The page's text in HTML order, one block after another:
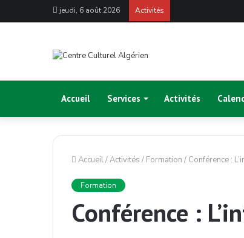
jeudi, 6 août 2026 Activités
Accueil Services Activités
Accueil/Activités / Formation / Conférence :
Formation
Conférence :